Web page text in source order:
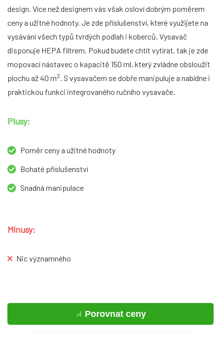
design. Více než designem vás však osloví dobrým poměrem
ceny a užitné hodnoty. Je zde příslušenství, které využijete na
vysávání všech typů tvrdých podlah i koberců. Vysavač
disponuje HEPA filtrem. Pokud budete chtít vytírat, tak je zde
mopovací nástavec o kapacitě 150 ml, který zvládne obsloužit
plochu až 40 m2. S vysavačem se dobře manipuluje a nabídne i
praktickou funkci integrovaného ručního vysavače.
Plusy:
Poměr ceny a užitné hodnoty
Bohaté příslušenství
Snadná manipulace
Mínusy:
Nic významného
Porovnat ceny